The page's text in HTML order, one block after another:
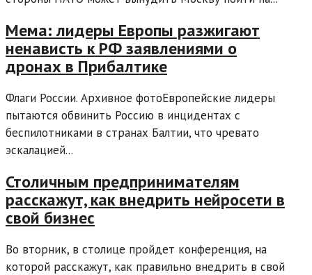
Мема: лидеры Европы разжигают
ненависть к РФ заявлениями о
дронах в Прибалтике
Флаги России. Архивное фотоЕвропейские лидеры
пытаются обвинить Россию в инцидентах с
беспилотниками в странах Балтии, что чревато
эскалацией...
Столичным предпринимателям
расскажут, как внедрить нейросети в
свой бизнес
Во вторник, в столице пройдет конференция, на
которой расскажут, как правильно внедрить в свой